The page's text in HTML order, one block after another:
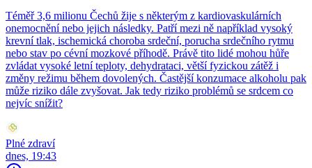
Téměř 3,6 milionu Čechů žije s některým z kardiovaskulárních
onemocnění nebo jejich následky. Patří mezi ně například vysoký
krevní tlak, ischemická choroba srdeční, porucha srdečního rytmu
nebo stav po cévní mozkové příhodě. Právě tito lidé mohou hůře
zvládat vysoké letní teploty, dehydrataci, větší fyzickou zátěž i
změny režimu během dovolených. Častější konzumace alkoholu pak
může riziko dále zvyšovat. Jak tedy riziko problémů se srdcem co
nejvíc snížit?
Plné zdraví
dnes, 19:43